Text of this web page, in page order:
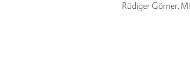
Rüdiger Görner,